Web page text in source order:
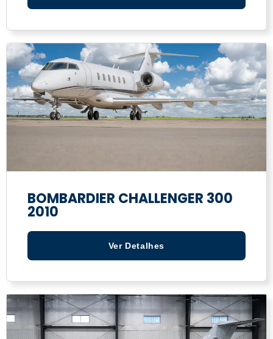
BOMBARDIER CHALLENGER 300
2010
Ver Detalhes